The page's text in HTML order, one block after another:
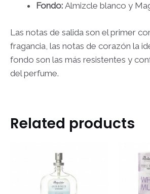
Fondo: Almizcle blanco y
Las notas de salida son el primer
fragancia, las notas de corazón la
fondo son las más resistentes y
del perfume.
Related products